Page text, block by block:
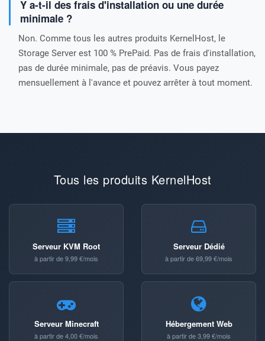
Y a-t-il des frais d'installation ou une durée
minimale ?
Non. Comme tous les autres produits KernelHost, le
Storage Server est 100 % PrePaid. Pas de frais d'installation,
pas de durée minimale, pas de préavis. Vous payez
mensuellement à l'avance et pouvez arrêter à tout moment.
Tous les produits KernelHost
Serveur KVM Root
à partir de 9,99 €/mois
Serveur Dédié
à partir de 69,99 €/mois
Serveur Minecraft
à partir de 4,00 €/mois
Hébergement Web
à partir de 3,99 €/mois